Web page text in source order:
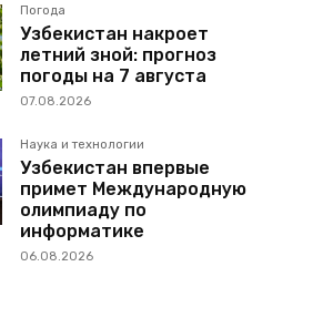
Погода
Узбекистан накроет
летний зной: прогноз
погоды на 7 августа
07.08.2026
Наука и технологии
Узбекистан впервые
примет Международную
олимпиаду по
информатике
06.08.2026